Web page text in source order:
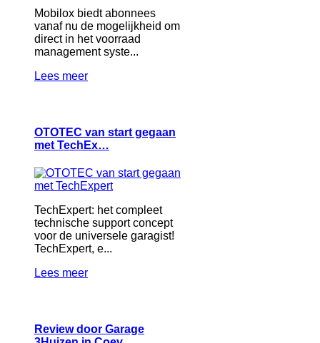
Mobilox biedt abonnees
vanaf nu de mogelijkheid om
direct in het voorraad
management syste...
Lees meer
OTOTEC van start gegaan
met TechEx…
TechExpert: het compleet
technische support concept
voor de universele garagist!
TechExpert, e...
Lees meer
Review door Garage